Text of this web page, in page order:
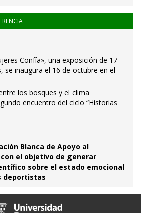
Confía», una exposición de 17
se inaugura el 16 de octubre en el
los bosques y el clima
encuentro del ciclo “Historias
Blanca de Apoyo al
el objetivo de generar
sobre el estado emocional
deportistas